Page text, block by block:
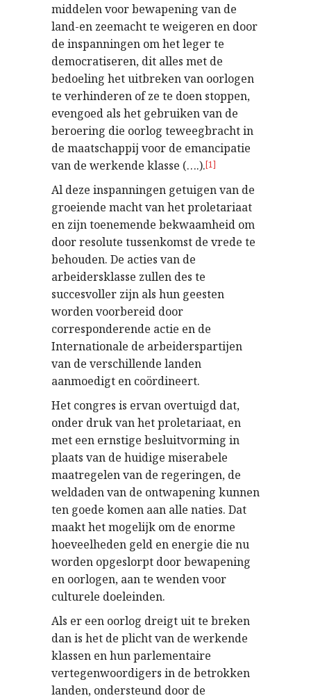
middelen voor bewapening van de
land-en zeemacht te weigeren en door
de inspanningen om het leger te
democratiseren, dit alles met de
bedoeling het uitbreken van oorlogen
te verhinderen of ze te doen stoppen,
evengoed als het gebruiken van de
beroering die oorlog teweegbracht in
de maatschappij voor de emancipatie
van de werkende klasse (….).[1]
Al deze inspanningen getuigen van de
groeiende macht van het proletariaat
en zijn toenemende bekwaamheid om
door resolute tussenkomst de vrede te
behouden. De acties van de
arbeidersklasse zullen des te
succesvoller zijn als hun geesten
worden voorbereid door
corresponderende actie en de
Internationale de arbeiderspartijen
van de verschillende landen
aanmoedigt en coördineert.
Het congres is ervan overtuigd dat,
onder druk van het proletariaat, en
met een ernstige besluitvorming in
plaats van de huidige miserabele
maatregelen van de regeringen, de
weldaden van de ontwapening kunnen
ten goede komen aan alle naties. Dat
maakt het mogelijk om de enorme
hoeveelheden geld en energie die nu
worden opgeslorpt door bewapening
en oorlogen, aan te wenden voor
culturele doeleinden.
Als er een oorlog dreigt uit te breken
dan is het de plicht van de werkende
klassen en hun parlementaire
vertegenwoordigers in de betrokken
landen, ondersteund door de